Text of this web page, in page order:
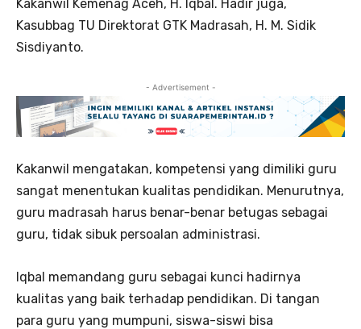
Kakanwil Kemenag Aceh, H. Iqbal. Hadir juga,
Kasubbag TU Direktorat GTK Madrasah, H. M. Sidik
Sisdiyanto.
- Advertisement -
Kakanwil mengatakan, kompetensi yang dimiliki guru
sangat menentukan kualitas pendidikan. Menurutnya,
guru madrasah harus benar-benar betugas sebagai
guru, tidak sibuk persoalan administrasi.
Iqbal memandang guru sebagai kunci hadirnya
kualitas yang baik terhadap pendidikan. Di tangan
para guru yang mumpuni, siswa-siswi bisa